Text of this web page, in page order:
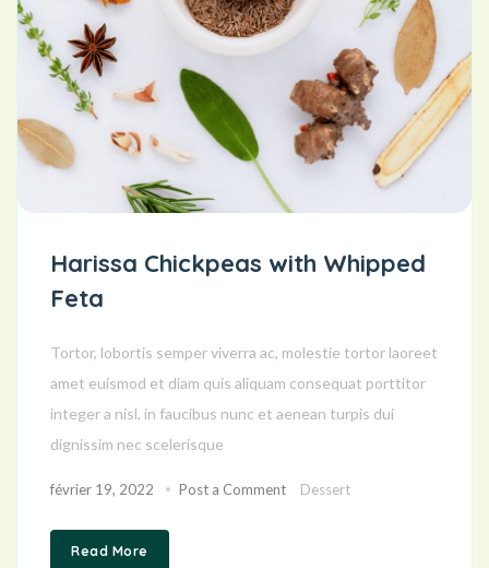
Harissa Chickpeas with Whipped
Feta
Tortor, lobortis semper viverra ac, molestie tortor laoreet
amet euismod et diam quis aliquam consequat porttitor
integer a nisl, in faucibus nunc et aenean turpis dui
dignissim nec scelerisque
février 19, 2022 Post a Comment Dessert
Read More